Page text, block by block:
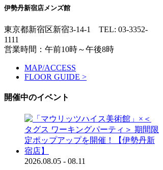
伊勢丹新宿店メンズ館
東京都新宿区新宿3-14-1 TEL: 03-3352-
1111
営業時間：午前10時～午後8時
MAP/ACCESS
FLOOR GUIDE >
開催中のイベント
2026.08.05 - 08.11